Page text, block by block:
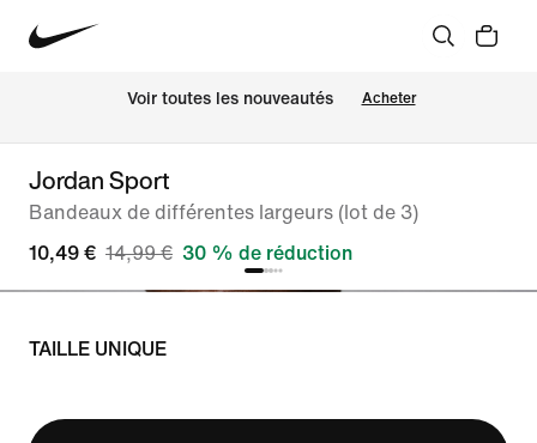
Voir toutes les nouveautés Acheter
Jordan Sport
Bandeaux de différentes largeurs (lot de 3)
10,49 € 14,99 € 30 % de réduction
TAILLE UNIQUE